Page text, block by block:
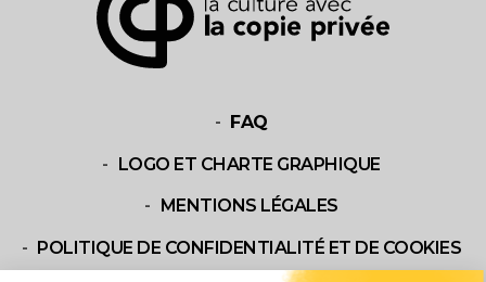
FAQ
LOGO ET CHARTE GRAPHIQUE
MENTIONS LÉGALES
POLITIQUE DE CONFIDENTIALITÉ ET DE COOKIES